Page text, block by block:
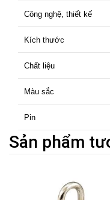
Công nghệ, thiết kế
Kích thước
Chất liệu
Màu sắc
Pin
Sản phẩm